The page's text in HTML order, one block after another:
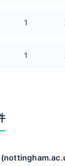
1
1